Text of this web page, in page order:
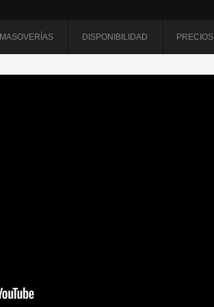
MASOVERÍAS DISPONIBILIDAD PRECIOS